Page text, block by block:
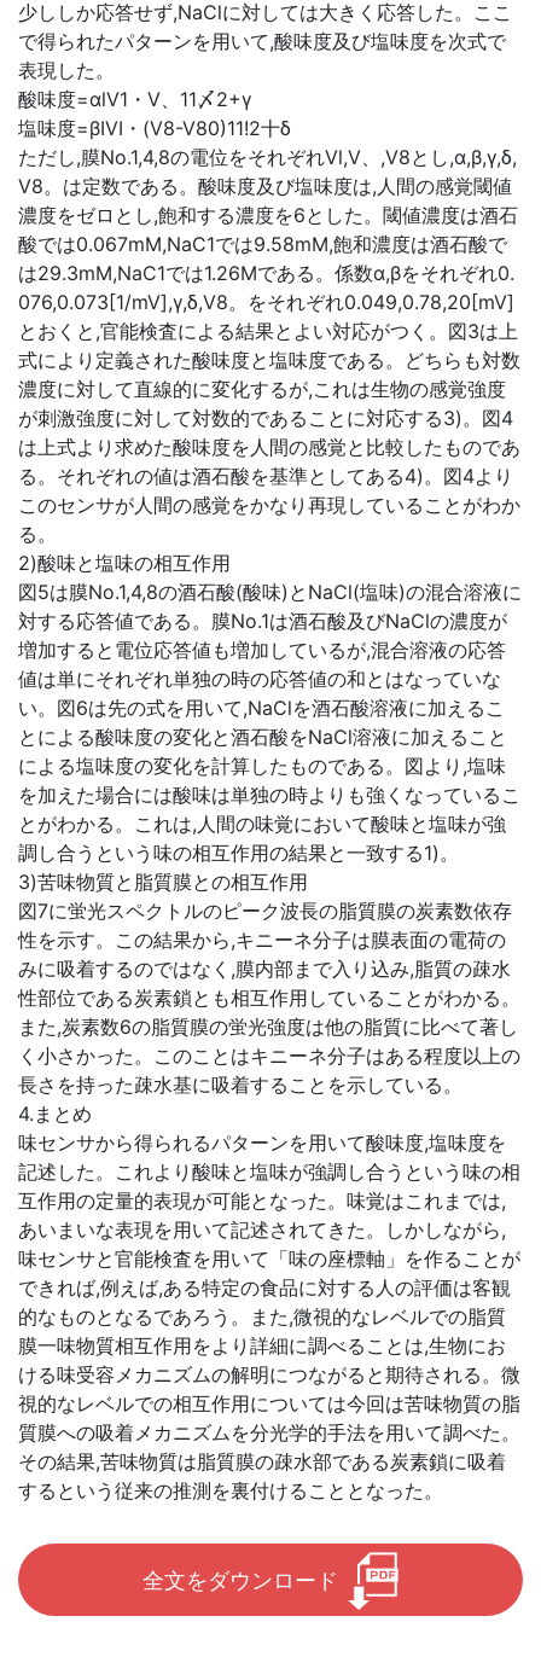
少ししか応答せず,NaClに対しては大きく応答した。ここ
で得られたパターンを用いて,酸味度及び塩味度を次式で
表現した。
酸味度=αlV1・V、11〆2+γ
塩味度=βIVI・(V8-V80)11!2十δ
ただし,膜No.1,4,8の電位をそれぞれVl,V、,V8とし,α,β,γ,δ,
V8。は定数である。酸味度及び塩味度は,人間の感覚閾値
濃度をゼロとし,飽和する濃度を6とした。閾値濃度は酒石
酸では0.067mM,NaC1では9.58mM,飽和濃度は酒石酸で
は29.3mM,NaC1では1.26Mである。係数α,βをそれぞれ0.
076,0.073[1/mV],γ,δ,V8。をそれぞれ0.049,0.78,20[mV]
とおくと,官能検査による結果とよい対応がつく。図3は上
式により定義された酸味度と塩味度である。どちらも対数
濃度に対して直線的に変化するが,これは生物の感覚強度
が刺激強度に対して対数的であることに対応する3)。図4
は上式より求めた酸味度を人間の感覚と比較したものであ
る。それぞれの値は酒石酸を基準としてある4)。図4より
このセンサが人間の感覚をかなり再現していることがわか
る。
2)酸味と塩味の相互作用
図5は膜No.1,4,8の酒石酸(酸味)とNaCl(塩味)の混合溶液に
対する応答値である。膜No.1は酒石酸及びNaClの濃度が
増加すると電位応答値も増加しているが,混合溶液の応答
値は単にそれぞれ単独の時の応答値の和とはなっていな
い。図6は先の式を用いて,NaClを酒石酸溶液に加えるこ
とによる酸味度の変化と酒石酸をNaCl溶液に加えること
による塩味度の変化を計算したものである。図より,塩味
を加えた場合には酸味は単独の時よりも強くなっているこ
とがわかる。これは,人間の味覚において酸味と塩味が強
調し合うという味の相互作用の結果と一致する1)。
3)苦味物質と脂質膜との相互作用
図7に蛍光スペクトルのピーク波長の脂質膜の炭素数依存
性を示す。この結果から,キニーネ分子は膜表面の電荷の
みに吸着するのではなく,膜内部まで入り込み,脂質の疎水
性部位である炭素鎖とも相互作用していることがわかる。
また,炭素数6の脂質膜の蛍光強度は他の脂質に比べて著し
く小さかった。このことはキニーネ分子はある程度以上の
長さを持った疎水基に吸着することを示している。
4.まとめ
味センサから得られるパターンを用いて酸味度,塩味度を
記述した。これより酸味と塩味が強調し合うという味の相
互作用の定量的表現が可能となった。味覚はこれまでは,
あいまいな表現を用いて記述されてきた。しかしながら,
味センサと官能検査を用いて「味の座標軸」を作ることが
できれば,例えば,ある特定の食品に対する人の評価は客観
的なものとなるであろう。また,微視的なレベルでの脂質
膜一味物質相互作用をより詳細に調べることは,生物にお
ける味受容メカニズムの解明につながると期待される。微
視的なレベルでの相互作用については今回は苦味物質の脂
質膜への吸着メカニズムを分光学的手法を用いて調べた。
その結果,苦味物質は脂質膜の疎水部である炭素鎖に吸着
するという従来の推測を裏付けることとなった。
全文をダウンロード